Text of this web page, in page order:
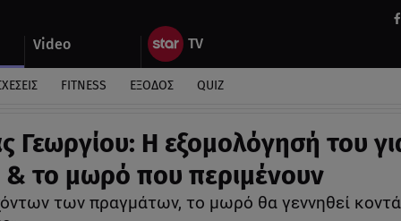
Video
FITNESS ΕΞΟΔΟΣ QUIZ
Γεωργίου: Η εξομολόγησή του
& το μωρό που περιμένουν
των πραγμάτων, το μωρό θα γεννηθεί